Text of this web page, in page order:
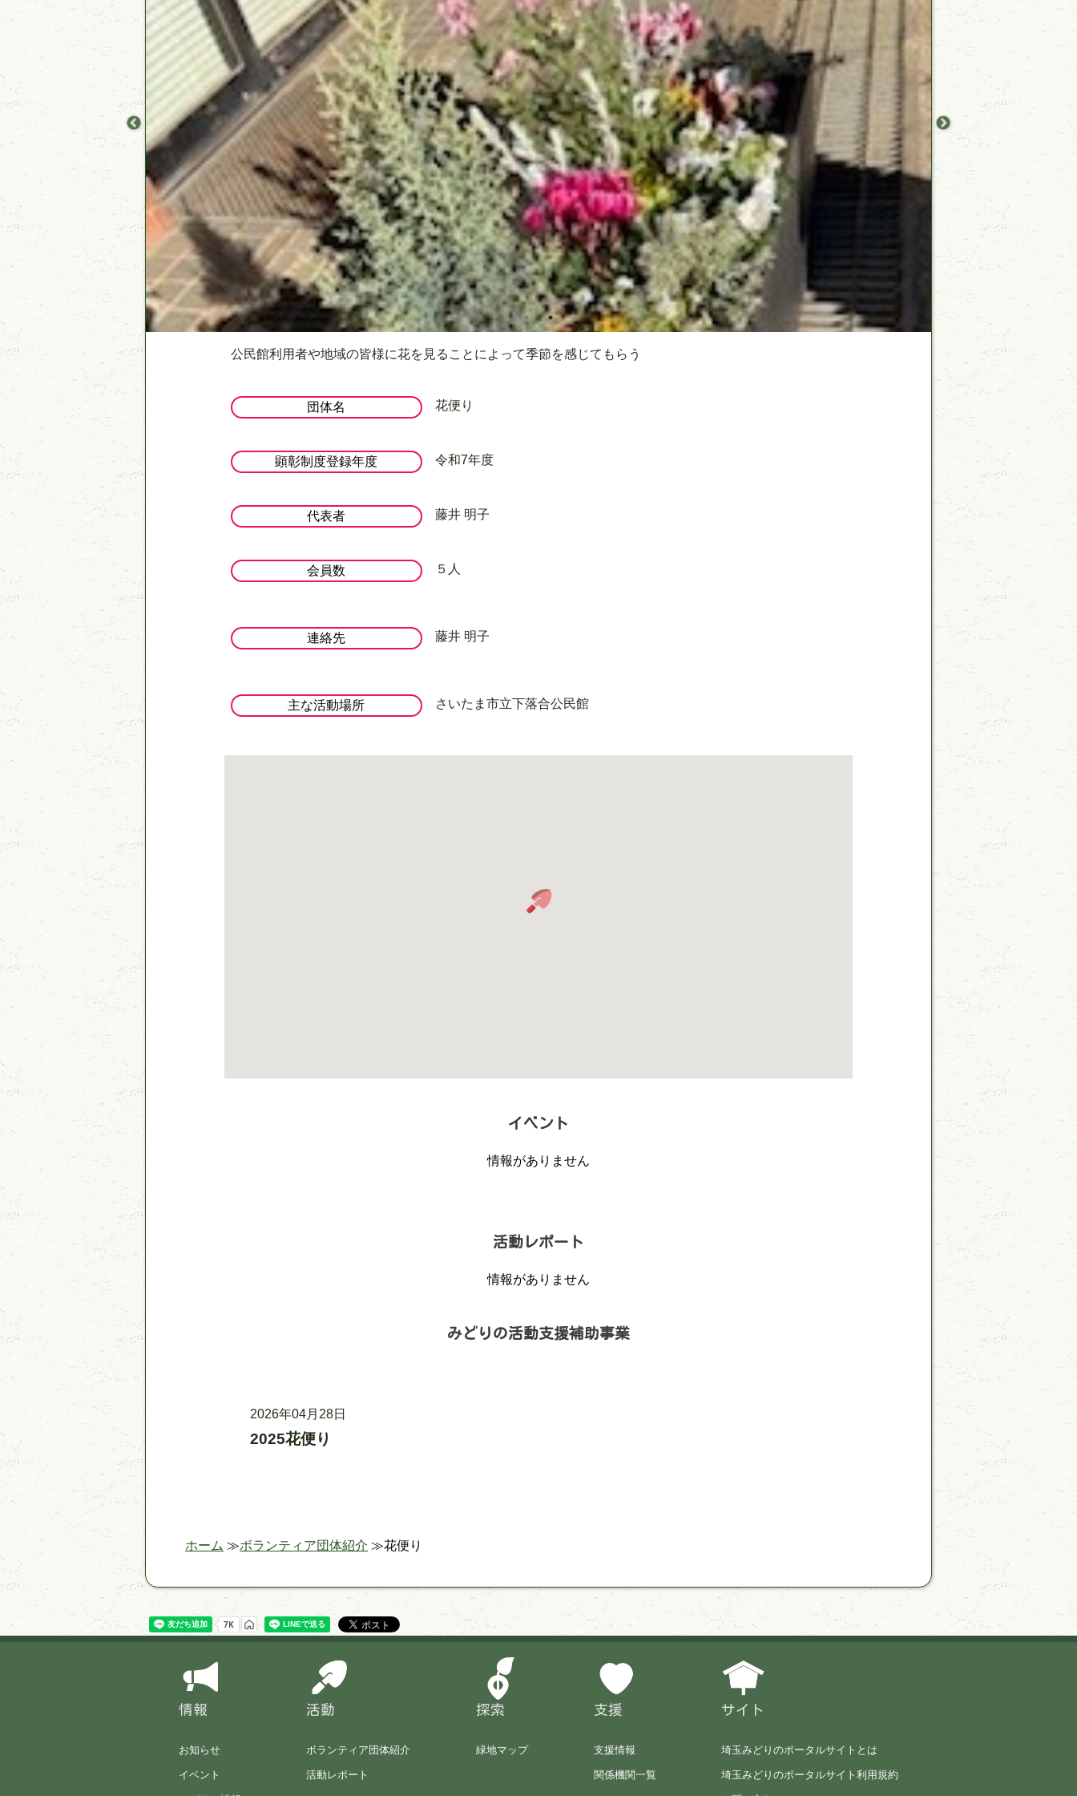
主な活動
公民館利用者や地域の皆様に花を見ることによって季節を感じてもらう
団体名 花便り
顕彰制度登録年度 令和7年度
代表者 藤井 明子
会員数 ５人
連絡先 藤井 明子
主な活動場所 さいたま市立下落合公民館
イベント
情報がありません
活動レポート
情報がありません
みどりの活動支援補助事業
記事更新日時
2026年04月28日
事業名
2025花便り
ホーム ボランティア団体紹介 花便り
情報
お知らせ
イベント
活動
ボランティア団体紹介
活動レポート
探索
緑地マップ
支援
支援情報
関係機関一覧
サイト
埼玉みどりのポータルサイトとは
埼玉みどりのポータルサイト利用規約